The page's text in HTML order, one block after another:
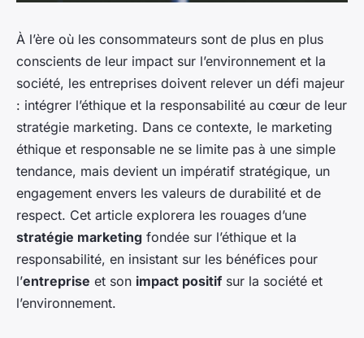
À l’ère où les consommateurs sont de plus en plus
conscients de leur impact sur l’environnement et la
société, les entreprises doivent relever un défi majeur
: intégrer l’éthique et la responsabilité au cœur de leur
stratégie marketing. Dans ce contexte, le marketing
éthique et responsable ne se limite pas à une simple
tendance, mais devient un impératif stratégique, un
engagement envers les valeurs de durabilité et de
respect. Cet article explorera les rouages d’une
stratégie marketing fondée sur l’éthique et la
responsabilité, en insistant sur les bénéfices pour
l’entreprise et son impact positif sur la société et
l’environnement.